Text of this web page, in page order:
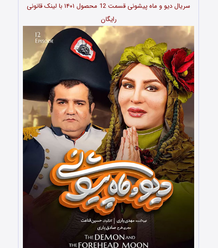
سریال دیو و ماه پیشونی قسمت 12 محصول ۱۴۰۱ با لینک قانونی
رایگان